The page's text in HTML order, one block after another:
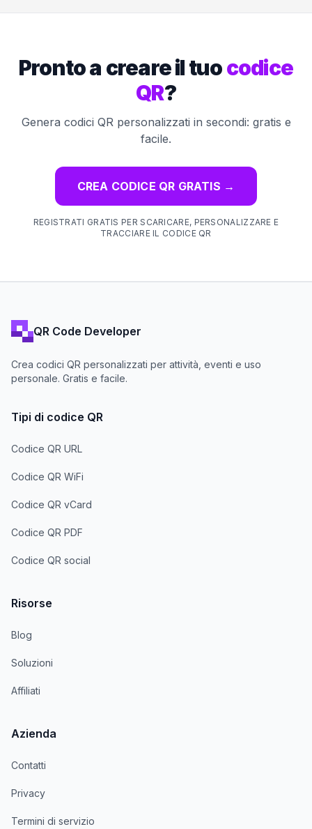
Pronto a creare il tuocodice
QR?
Genera codici QR personalizzati in secondi: gratis e
facile.
CREA CODICE QR GRATIS →
REGISTRATI GRATIS PER SCARICARE, PERSONALIZZARE E
TRACCIARE IL CODICE QR
QR Code Developer
Crea codici QR personalizzati per attività, eventi e uso
personale. Gratis e facile.
Tipi di codice QR
Codice QR URL
Codice QR WiFi
Codice QR vCard
Codice QR PDF
Codice QR social
Risorse
Blog
Soluzioni
Affiliati
Azienda
Contatti
Privacy
Termini di servizio